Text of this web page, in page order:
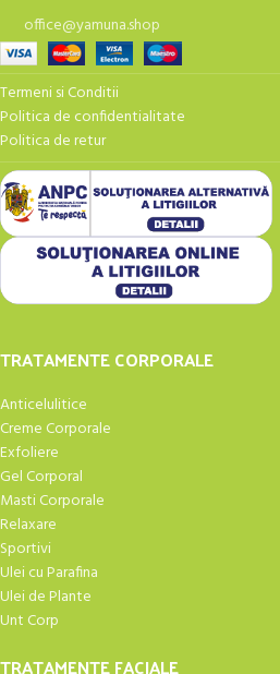
office@yamuna.shop
Termeni si Conditii
Politica de confidentialitate
Politica de retur
TRATAMENTE CORPORALE
Anticelulitice
Creme Corporale
Exfoliere
Gel Corporal
Masti Corporale
Relaxare
Sportivi
Ulei cu Parafina
Ulei de Plante
Unt Corp
TRATAMENTE FACIALE